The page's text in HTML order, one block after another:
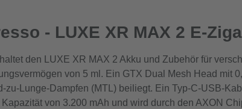
- LUXE XR MAX 2 E-
den LUXE XR MAX 2 Akku und Zubehör für
von 5 ml. Ein GTX Dual Mesh Head mit
zu-Lunge-Dampfen (MTL) beiliegt. Ein Typ-C-USB-
von 3.200 mAh und wird durch den AXON